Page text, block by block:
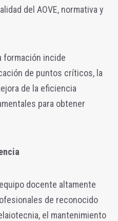
del AOVE, normativa y
formación incide
de puntos críticos, la
de la eficiencia
para obtener
docente altamente
de reconocido
el mantenimiento